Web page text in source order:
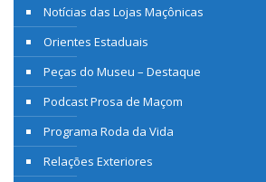
Notícias das Lojas Maçônicas
Orientes Estaduais
Peças do Museu – Destaque
Podcast Prosa de Maçom
Programa Roda da Vida
Relações Exteriores